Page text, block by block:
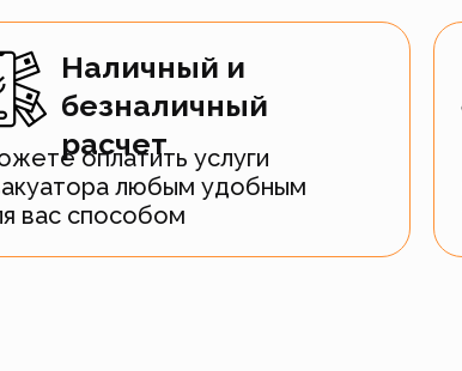
Наличный и
безналичный
расчет
оплатить услуги
любым удобным
вас способом